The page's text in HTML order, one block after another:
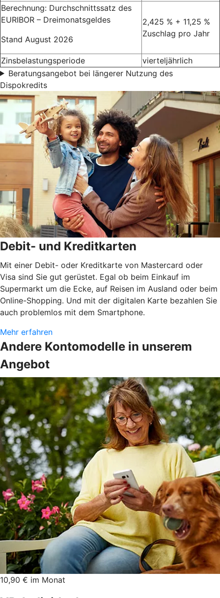
Berechnung: Durchschnittssatz des
EURIBOR – Dreimonatsgeldes
Stand August 2026
2,425 % + 11,25 %
Zuschlag pro Jahr
Zinsbelastungsperiode
vierteljährlich
Beratungsangebot bei längerer Nutzung des
Dispokredits
Debit- und Kreditkarten
Mit einer Debit- oder Kreditkarte von Mastercard oder
Visa sind Sie gut gerüstet. Egal ob beim Einkauf im
Supermarkt um die Ecke, auf Reisen im Ausland oder beim
Online-Shopping. Und mit der digitalen Karte bezahlen Sie
auch problemlos mit dem Smartphone.
Mehr erfahren
Andere Kontomodelle in unserem
Angebot
10,90 € im Monat